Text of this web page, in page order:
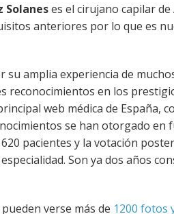
Solaneses el cirujano capilar de
anteriores por lo que es
su amplia experiencia de
reconocimientos en los
web médica de España,
se han otorgado en
pacientes y la votación
Son ya dos años
pueden verse más de 1200 fotos